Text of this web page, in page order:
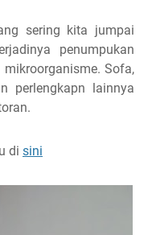
sering kita jumpai
penumpukan
Sofa,
perlengkapn lainnya
di sini